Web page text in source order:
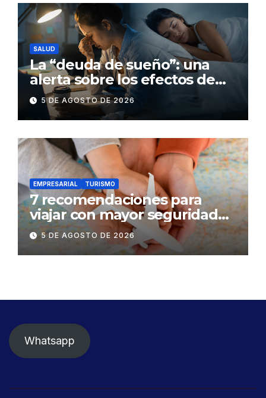
SALUD
La “deuda de sueño”: una
alerta sobre los efectos de
dormir mal en la salud física y
mental
5 DE AGOSTO DE 2026
EMPRESARIAL TURISMO
7 recomendaciones para
viajar con mayor seguridad
dentro y fuera del Ecuador
5 DE AGOSTO DE 2026
Whatsapp